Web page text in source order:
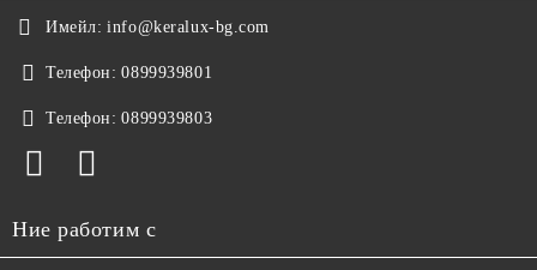
Имейл: info@keralux-bg.com
Телефон: 0899939801
Телефон: 0899939803
Ние работим с